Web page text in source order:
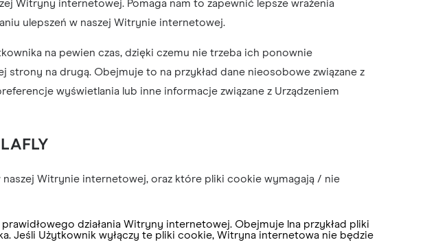
Witryny internetowej. Pomaga nam to zapewnić lepsze wrażenia
ulepszeń w naszej Witrynie internetowej.
na pewien czas, dzięki czemu nie trzeba ich ponownie
na drugą. Obejmuje to na przykład dane nieosobowe związane z
wyświetlania lub inne informacje związane z Urządzeniem
Witrynie internetowej, oraz które pliki cookie wymagają / nie
działania Witryny internetowej. Obejmuje lna przykład pliki
Jeśli Użytkownik wyłączy te pliki cookie, Witryna internetowa nie będzie